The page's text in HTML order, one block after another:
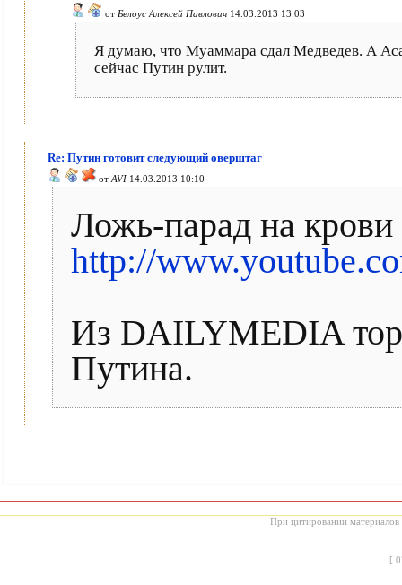
от Белоус Алексей Павлович 14.03.2013 13:03
Я думаю, что Муаммара сдал Медведев. А
сейчас Путин рулит.
Re: Путин готовит следующий оверштаг
от AVI 14.03.2013 10:10
Ложь-парад на крови
http://
Из DAILYMEDIA
Путина.
При цитировании материалов
[